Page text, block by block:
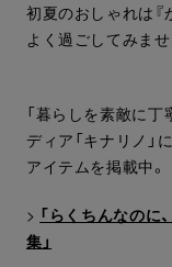
初夏のおしゃれは『
よく過ごしてみませ
「暮らしを素敵に
ディア「キナリノ」
アイテムを掲載中。
> 「らくちんなのに
集」